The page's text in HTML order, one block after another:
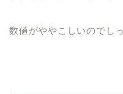
数値がややこしいのでし